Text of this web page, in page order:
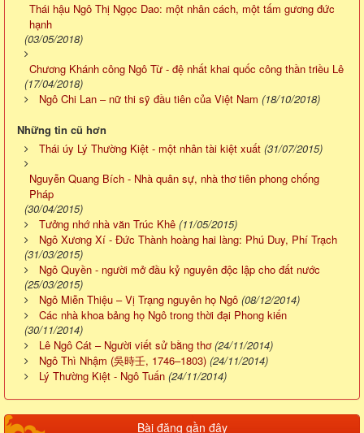
Thái hậu Ngô Thị Ngọc Dao: một nhân cách, một tấm gương đức
hạnh
(03/05/2018)
Chương Khánh công Ngô Từ - đệ nhất khai quốc công thần triều Lê
(17/04/2018)
Ngô Chi Lan – nữ thi sỹ đầu tiên của Việt Nam (18/10/2018)
Những tin cũ hơn
Thái úy Lý Thường Kiệt - một nhân tài kiệt xuất (31/07/2015)
Nguyễn Quang Bích - Nhà quân sự, nhà thơ tiên phong chống
Pháp
(30/04/2015)
Tưởng nhớ nhà văn Trúc Khê (11/05/2015)
Ngô Xương Xí - Đức Thành hoàng hai làng: Phú Duy, Phí Trạch
(31/03/2015)
Ngô Quyền - người mở đầu kỷ nguyên độc lập cho đất nước
(25/03/2015)
Ngô Miễn Thiệu – Vị Trạng nguyên họ Ngô (08/12/2014)
Các nhà khoa bảng họ Ngô trong thời đại Phong kiến
(30/11/2014)
Lê Ngô Cát – Người viết sử bằng thơ (24/11/2014)
Ngô Thì Nhậm (吳時壬, 1746–1803) (24/11/2014)
Lý Thường Kiệt - Ngô Tuấn (24/11/2014)
Bài đăng gần đây